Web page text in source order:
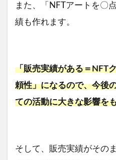
また、「NFTアートを〇
績も作れます。
「販売実績がある＝NFT
頼性」になるので、今後
ての活動に大きな影響を
そして、販売実績がその